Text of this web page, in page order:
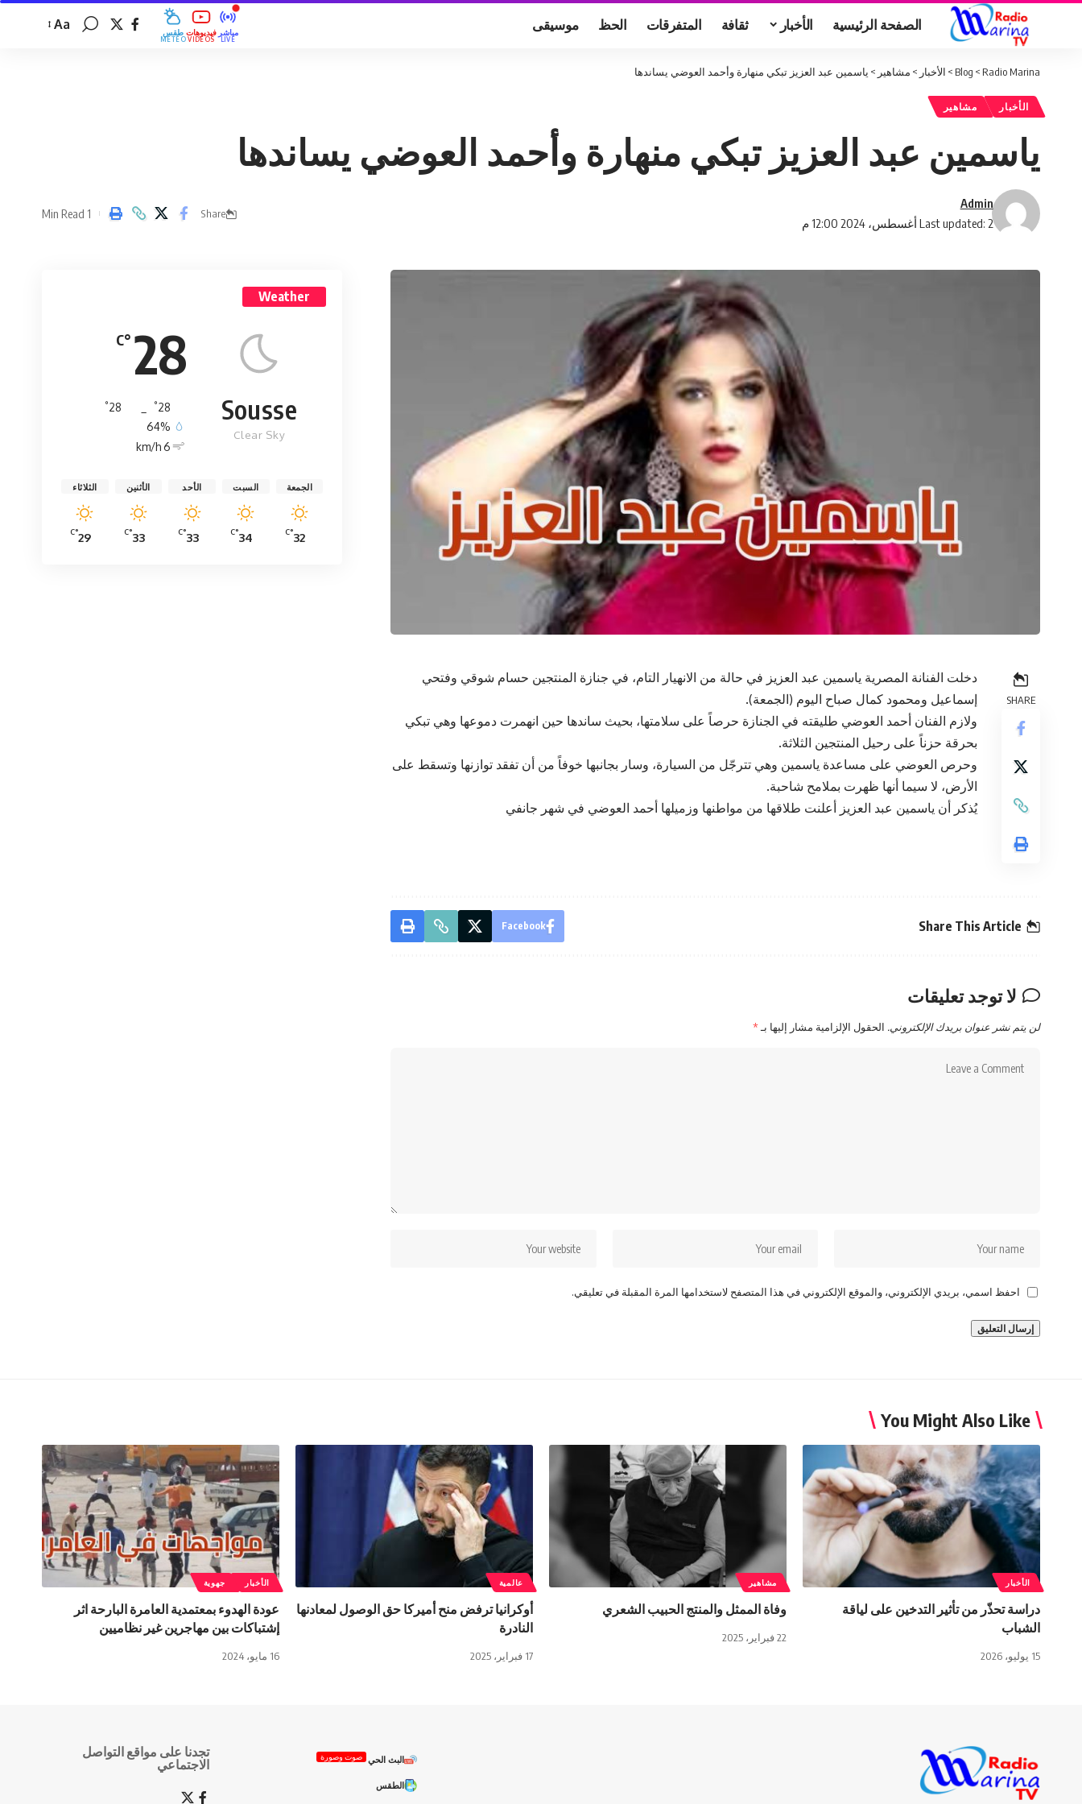
الصفحة الرئيسية الأخبار ثقافة المتفرقات الحظ موسيقى طقس
MÉTÉO
فيديوهات
VIDÉOS
مباشر
LIVE
Aa
Radio Marina
>
Blog
> الأخبار > مشاهير > ياسمين عبد العزيز تبكي منهارة وأحمد العوضي يساندها
الأخبار مشاهير
ياسمين عبد العزيز تبكي منهارة وأحمد العوضي يساندها
Last updated: 2 أغسطس، 2024 12:00 م
Admin
Share
1 Min Read
SHARE
دخلت الفنانة المصرية ياسمين عبد العزيز في حالة من الانهيار التام، في جنازة المنتجين حسام شوقي وفتحي
إسماعيل ومحمود كمال صباح اليوم (الجمعة).
ولازم الفنان أحمد العوضي طليقته في الجنازة حرصاً على سلامتها، بحيث ساندها حين انهمرت دموعها وهي تبكي
بحرقة حزناً على رحيل المنتجين الثلاثة.
وحرص العوضي على مساعدة ياسمين وهي تترجّل من السيارة، وسار بجانبها خوفاً من أن تفقد توازنها وتسقط على
الأرض، لا سيما أنها ظهرت بملامح شاحبة.
يُذكر أن ياسمين عبد العزيز أعلنت طلاقها من مواطنها وزميلها أحمد العوضي في شهر جانفي
Share This Article
Facebook
لا توجد تعليقات
لن يتم نشر عنوان بريدك الإلكتروني. الحقول الإلزامية مشار إليها بـ*
احفظ اسمي، بريدي الإلكتروني، والموقع الإلكتروني في هذا المتصفح لاستخدامها المرة المقبلة في تعليقي.
Weather
28
°C
Sousse
Clear Sky
28
°
28
°
64%
6 km/h
الجمعة
32
°C
السبت
34
°C
الأحد
33
°C
الأثنين
33
°C
الثلاثاء
29
°C
You Might Also Like
الأخبار
دراسة تحذّر من تأثير التدخين على لياقة
الشباب
15 يوليو، 2026
مشاهير
وفاة الممثل والمنتج الحبيب الشعري
22 فبراير، 2025
عالمية
أوكرانيا ترفض منح أميركا حق الوصول لمعادنها
النادرة
17 فبراير، 2025
الأخبار جهوية
عودة الهدوء بمعتمدية العامرة البارحة اثر
إشتباكات بين مهاجرين غير نظاميين
16 مايو، 2024
البث الحي صوت وصورة
الطقس
تجدنا على مواقع التواصل
الاجتماعي